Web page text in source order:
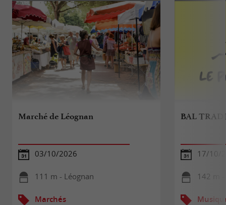
Marché de Léognan
03/10/2026
111 m - Léognan
Marchés
BAL
17/10/
142 m